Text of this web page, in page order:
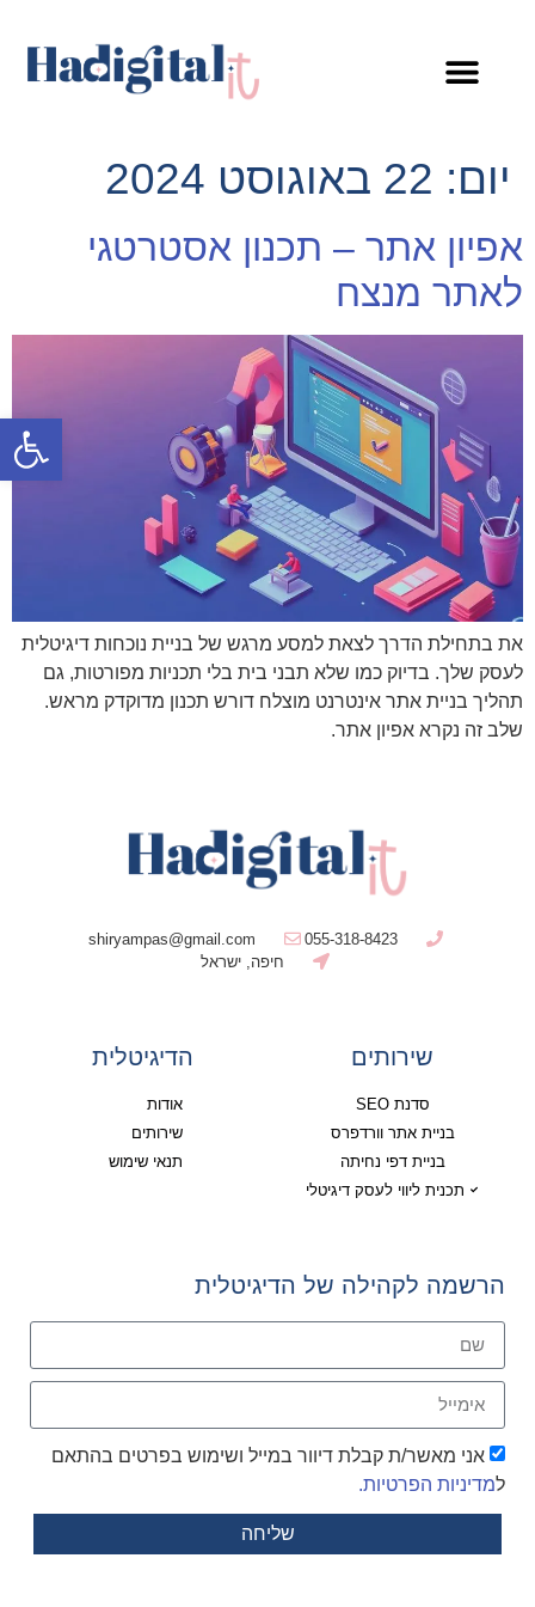
יום: 22 באוגוסט 2024
אפיון אתר – תכנון אסטרטגי
לאתר מנצח
את בתחילת הדרך לצאת למסע מרגש של בניית נוכחות דיגיטלית
לעסק שלך. בדיוק כמו שלא תבני בית בלי תכניות מפורטות, גם
תהליך בניית אתר אינטרנט מוצלח דורש תכנון מדוקדק מראש.
שלב זה נקרא אפיון אתר.
055-318-8423
shiryampas@gmail.com
חיפה, ישראל
שירותים
סדנת SEO
בניית אתר וורדפרס
בניית דפי נחיתה
תכנית ליווי לעסק דיגיטלי
הדיגיטלית
אודות
שירותים
תנאי שימוש
הרשמה לקהילה של הדיגיטלית
אני מאשר/ת קבלת דיוור במייל ושימוש בפרטים בהתאם
למדיניות הפרטיות.
שליחה
פתח